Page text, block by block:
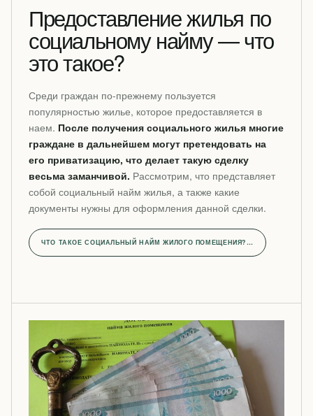
Предоставление жилья по
социальному найму — что
это такое?
Среди граждан по-прежнему пользуется
популярностью жилье, которое предоставляется в
наем. После получения социального жилья многие
граждане в дальнейшем могут претендовать на
его приватизацию, что делает такую сделку
весьма заманчивой. Рассмотрим, что представляет
собой социальный найм жилья, а также какие
документы нужны для оформления данной сделки.
ЧТО ТАКОЕ СОЦИАЛЬНЫЙ НАЙМ ЖИЛОГО ПОМЕЩЕНИЯ?…